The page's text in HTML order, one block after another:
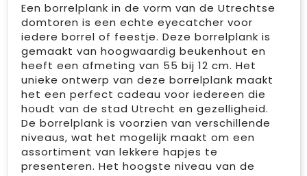
Een borrelplank in de vorm van de Utrechtse
domtoren is een echte eyecatcher voor
iedere borrel of feestje. Deze borrelplank is
gemaakt van hoogwaardig beukenhout en
heeft een afmeting van 55 bij 12 cm. Het
unieke ontwerp van deze borrelplank maakt
het een perfect cadeau voor iedereen die
houdt van de stad Utrecht en gezelligheid.
De borrelplank is voorzien van verschillende
niveaus, wat het mogelijk maakt om een
assortiment van lekkere hapjes te
presenteren. Het hoogste niveau van de